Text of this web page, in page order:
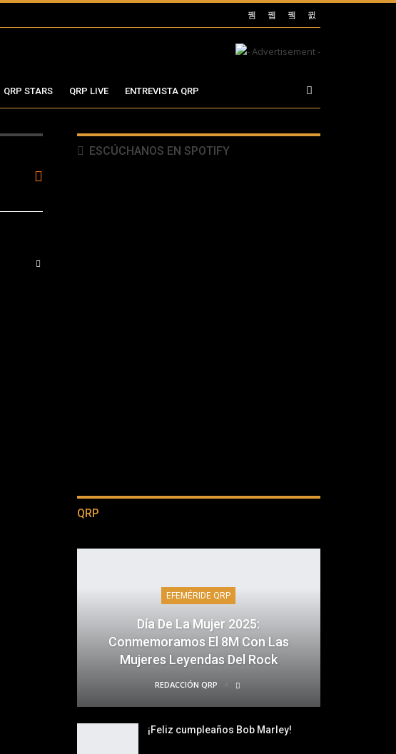
QRP STARS QRP LIVE ENTREVISTA QRP
ESCÚCHANOS EN SPOTIFY
QRP
EFEMÉRIDE QRP
Día De La Mujer 2025:
Conmemoramos El 8M Con Las
Mujeres Leyendas Del Rock
REDACCIÓN QRP
¡Feliz cumpleaños Bob Marley!